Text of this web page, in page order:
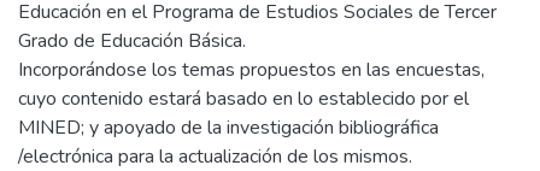
Educación en el Programa de Estudios Sociales de Tercer
Grado de Educación Básica.
Incorporándose los temas propuestos en las encuestas,
cuyo contenido estará basado en lo establecido por el
MINED; y apoyado de la investigación bibliográfica
/electrónica para la actualización de los mismos.